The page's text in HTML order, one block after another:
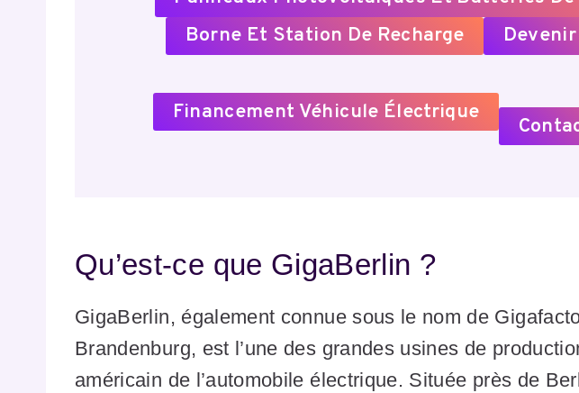
Borne Et Station De Recharge
Financement Véhicule Électrique
Qu’est-ce que GigaBerlin ?
GigaBerlin, également connue sous le nom de
Brandenburg, est l’une des grandes usines de
américain de l’automobile électrique. Située près de